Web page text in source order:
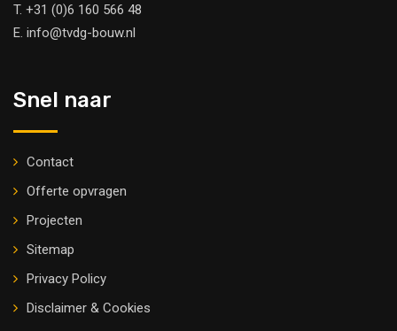
T. +31 (0)6 160 566 48
E. info@tvdg-bouw.nl
Snel naar
Contact
Offerte opvragen
Projecten
Sitemap
Privacy Policy
Disclaimer & Cookies